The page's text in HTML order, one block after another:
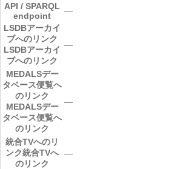
API / SPARQL
endpoint
―
LSDBアーカイ
ブへのリンク
LSDBアーカイ
ブへのリンク
―
MEDALSデー
タベース便覧へ
のリンク
MEDALSデー
タベース便覧へ
のリンク
―
統合TVへのリ
ンク統合TVへ
のリンク
―